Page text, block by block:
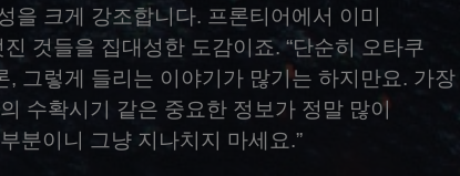
을 크게 강조합니다. 프론티어에서 이미
것들을 집대성한 도감이죠. “단순히 오타쿠
, 그렇게 들리는 이야기가 많기는 하지만요. 가장
수확시기 같은 중요한 정보가 정말 많이
분이니 그냥 지나치지 마세요.”